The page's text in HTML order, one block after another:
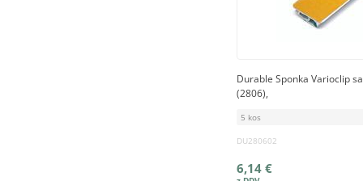
Durable Sponka Varioclip
(2806),
5 kos
DU280602
6,14 €